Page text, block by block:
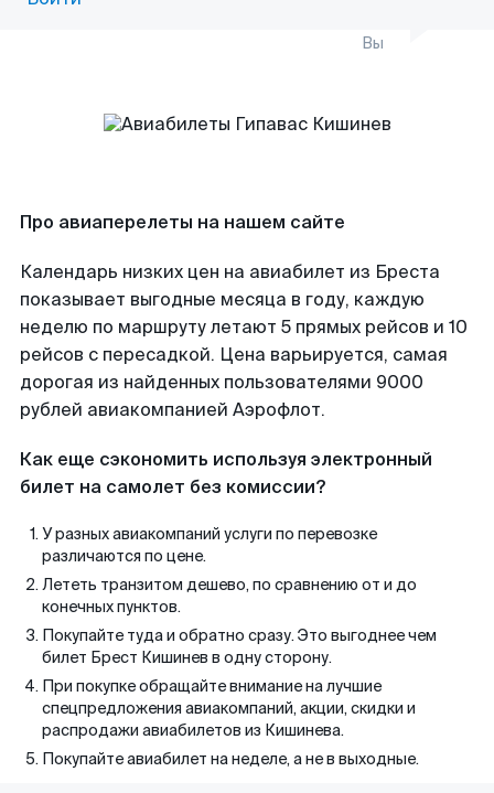
Вы
Про авиаперелеты на нашем сайте
Календарь низких цен на авиабилет из Бреста
показывает выгодные месяца в году, каждую
неделю по маршруту летают 5 прямых рейсов и 10
рейсов с пересадкой. Цена варьируется, самая
дорогая из найденных пользователями 9000
рублей авиакомпанией Аэрофлот.
Как еще сэкономить используя электронный
билет на самолет без комиссии?
У разных авиакомпаний услуги по перевозке
различаются по цене.
Лететь транзитом дешево, по сравнению от и до
конечных пунктов.
Покупайте туда и обратно сразу. Это выгоднее чем
билет Брест Кишинев в одну сторону.
При покупке обращайте внимание на лучшие
спецпредложения авиакомпаний, акции, скидки и
распродажи авиабилетов из Кишинева.
Покупайте авиабилет на неделе, а не в выходные.